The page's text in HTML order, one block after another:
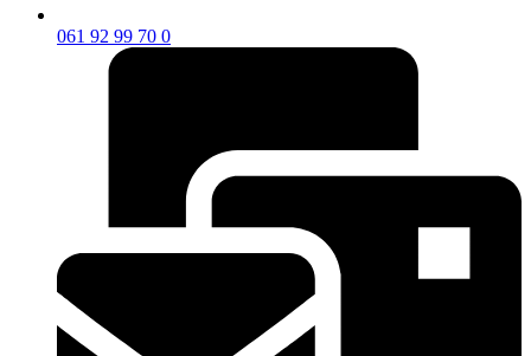
061 92 99 70 0